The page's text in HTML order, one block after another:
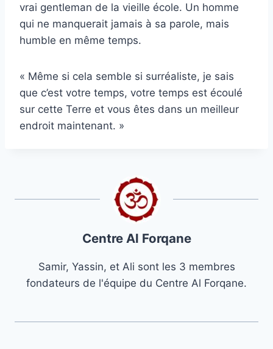
vrai gentleman de la vieille école. Un homme
qui ne manquerait jamais à sa parole, mais
humble en même temps.
« Même si cela semble si surréaliste, je sais
que c’est votre temps, votre temps est écoulé
sur cette Terre et vous êtes dans un meilleur
endroit maintenant. »
Centre Al Forqane
Samir, Yassin, et Ali sont les 3 membres
fondateurs de l'équipe du Centre Al Forqane.